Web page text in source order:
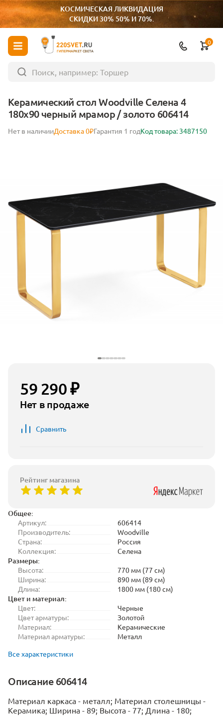
КОСМИЧЕСКАЯ ЛИКВИДАЦИЯ
СКИДКИ 30% 50% И 70%.
ГИПЕРМАРКЕТ СВЕТА
0
Керамический стол Woodville Селена 4
180х90 черный мрамор / золото 606414
Нет в наличииДоставка 0₽Гарантия 1 годКод товара: 3487150
Общее:
Артикул:
606414
Производитель:
Woodville
Страна:
Россия
Коллекция:
Селена
Размеры:
Высота:
770 мм (77 см)
Ширина:
890 мм (89 см)
Длина:
1800 мм (180 см)
Цвет и материал:
Цвет:
Черные
Цвет арматуры:
Золотой
Материал:
Керамические
Материал арматуры:
Металл
Все характеристики
Описание 606414
Материал каркаса - металл; Материал столешницы -
Керамика; Ширина - 89; Высота - 77; Длина - 180;
59 290 ₽
Нет в продаже
Сравнить
Рейтинг магазина